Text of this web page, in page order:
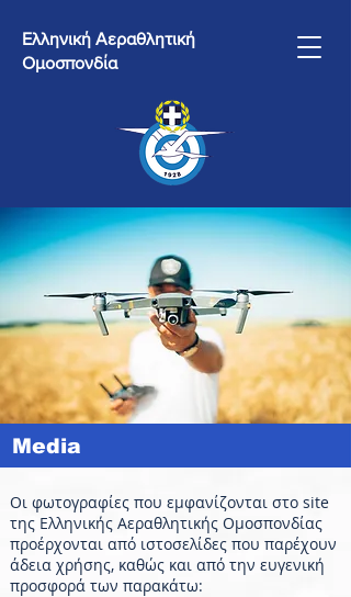
Ελληνική Αεραθλητική
Ομοσπονδία
Media
Οι φωτογραφίες που εμφανίζονται στο site
της Ελληνικής Αεραθλητικής Ομοσπονδίας
προέρχονται από ιστοσελίδες που παρέχουν
άδεια χρήσης, καθώς και από την ευγενική
προσφορά των παρακάτω: